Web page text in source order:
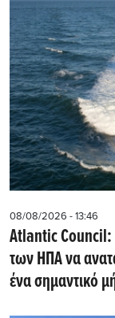
08/08/2026 - 13:46
Atlantic Council:
των ΗΠΑ να
ένα σημαντικό